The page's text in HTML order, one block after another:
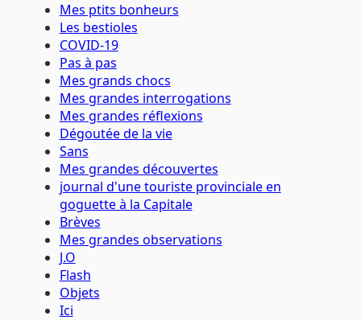
Mes ptits bonheurs
Les bestioles
COVID-19
Pas à pas
Mes grands chocs
Mes grandes interrogations
Mes grandes réflexions
Dégoutée de la vie
Sans
Mes grandes découvertes
journal d'une touriste provinciale en
goguette à la Capitale
Brèves
Mes grandes observations
J.O
Flash
Objets
Ici